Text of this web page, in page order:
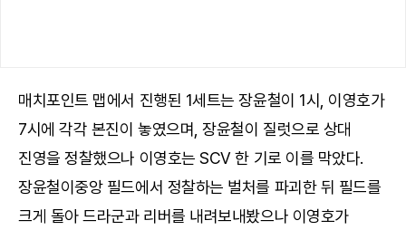
매치포인트 맵에서 진행된 1세트는 장윤철이 1시, 이영호가
7시에 각각 본진이 놓였으며, 장윤철이 질럿으로 상대
진영을 정찰했으나 이영호는 SCV 한 기로 이를 막았다.
장윤철이중앙 필드에서 정찰하는 벌처를 파괴한 뒤 필드를
크게 돌아 드라군과 리버를 내려보내봤으나 이영호가